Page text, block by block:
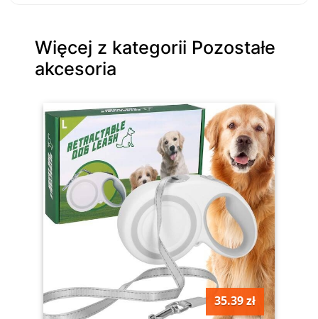
Więcej z kategorii Pozostałe
akcesoria
35.39 zł